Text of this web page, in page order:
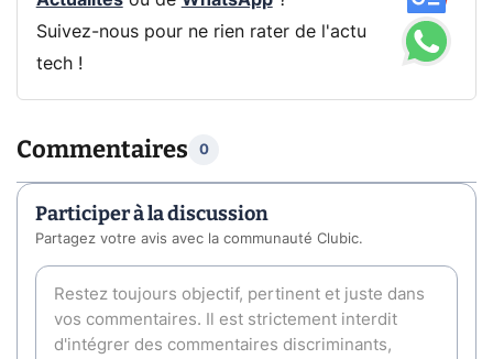
Suivez-nous pour ne rien rater de l'actu
tech !
Commentaires 0
Participer à la discussion
Partagez votre avis avec la communauté Clubic.